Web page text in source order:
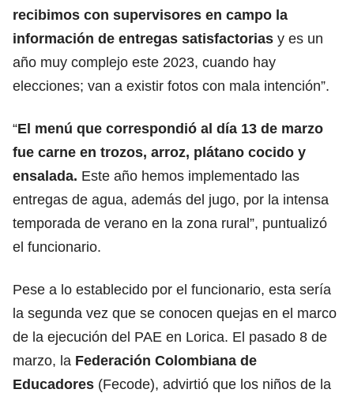
recibimos con supervisores en campo la
información de entregas satisfactorias y es un
año muy complejo este 2023, cuando hay
elecciones; van a existir fotos con mala intención”.
“El menú que correspondió al día 13 de marzo
fue carne en trozos, arroz, plátano cocido y
ensalada. Este año hemos implementado las
entregas de agua, además del jugo, por la intensa
temporada de verano en la zona rural”, puntualizó
el funcionario.
Pese a lo establecido por el funcionario, esta sería
la segunda vez que se conocen quejas en el marco
de la ejecución del PAE en Lorica. El pasado 8 de
marzo, la Federación Colombiana de
Educadores (Fecode), advirtió que los niños de la